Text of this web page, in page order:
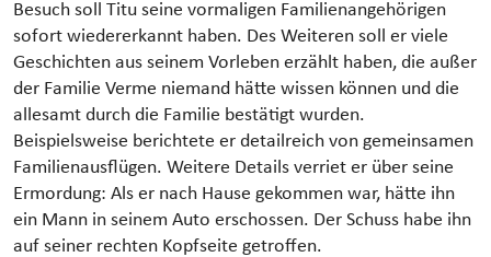
Besuch soll Titu seine vormaligen Familienangehörigen
sofort wiedererkannt haben. Des Weiteren soll er viele
Geschichten aus seinem Vorleben erzählt haben, die außer
der Familie Verme niemand hätte wissen können und die
allesamt durch die Familie bestätigt wurden.
Beispielsweise berichtete er detailreich von gemeinsamen
Familienausflügen. Weitere Details verriet er über seine
Ermordung: Als er nach Hause gekommen war, hätte ihn
ein Mann in seinem Auto erschossen. Der Schuss habe ihn
auf seiner rechten Kopfseite getroffen.